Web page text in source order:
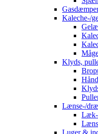
Kaleche-/
Klyds,
Lænse-/